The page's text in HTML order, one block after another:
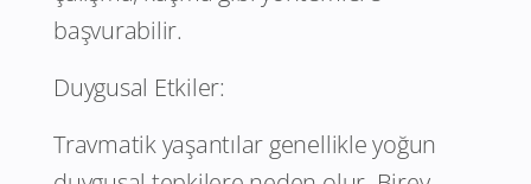
başvurabilir.
Duygusal Etkiler:
Travmatik yaşantılar genellikle yoğun